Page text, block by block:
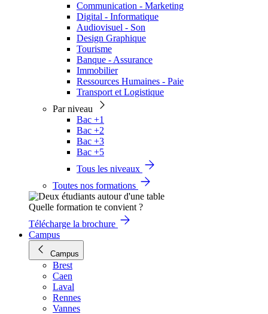
Communication - Marketing
Digital - Informatique
Audiovisuel - Son
Design Graphique
Tourisme
Banque - Assurance
Immobilier
Ressources Humaines - Paie
Transport et Logistique
Par niveau
Bac +1
Bac +2
Bac +3
Bac +5
Tous les niveaux
Toutes nos formations
Quelle formation te convient ?
Télécharge la brochure
Campus
Campus
Brest
Caen
Laval
Rennes
Vannes